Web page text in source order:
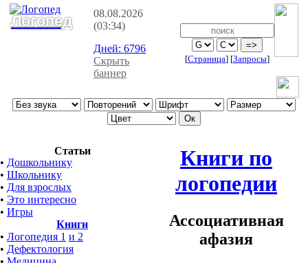
Логопед
08.08.2026
(03:34)
Дней:6796
Скрыть
баннер
[Страница] [Запросы]
Статьи
• Дошкольнику
• Школьнику
• Для взрослых
• Это интересно
• Игры
Книги
• Логопедия 1 и 2
• Дефектология
Книги по
логопедии
Ассоциативная
афазия